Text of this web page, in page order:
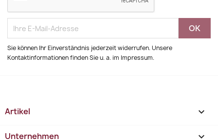
Sie können Ihr Einverständnis jederzeit widerrufen. Unsere
Kontaktinformationen finden Sie u. a. im Impressum.
Artikel 
Unternehmen 